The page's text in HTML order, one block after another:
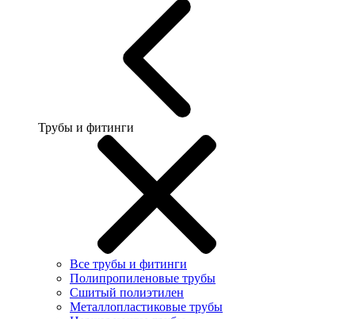
Трубы и фитинги
Все трубы и фитинги
Полипропиленовые трубы
Сшитый полиэтилен
Металлопластиковые трубы